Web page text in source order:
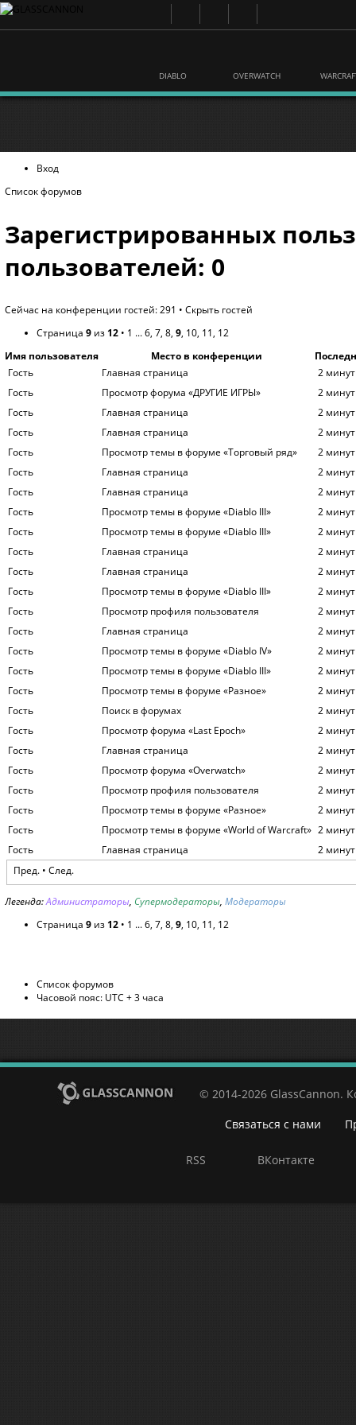
DIABLO OVERWATCH
Вход
Список форумов
Зарегистрированных
пользователей: 0
Сейчас на конференции гостей: 291 • Скрыть гостей
Страница 9 из 12 • 1 ...6, 7, 8, 9, 10, 11, 12
Имя пользователя
Место в конференции
Гость
Главная страница
2
Гость
Просмотр форума «ДРУГИЕ ИГРЫ»
2
Гость
Главная страница
2
Гость
Главная страница
2
Гость
Просмотр темы в форуме «Торговый ряд»
2
Гость
Главная страница
2
Гость
Главная страница
2
Гость
Просмотр темы в форуме «Diablo III»
2
Гость
Просмотр темы в форуме «Diablo III»
2
Гость
Главная страница
2
Гость
Главная страница
2
Гость
Просмотр темы в форуме «Diablo III»
2
Гость
Просмотр профиля пользователя
2
Гость
Главная страница
2
Гость
Просмотр темы в форуме «Diablo IV»
2
Гость
Просмотр темы в форуме «Diablo III»
2
Гость
Просмотр темы в форуме «Разное»
2
Гость
Поиск в форумах
2
Гость
Просмотр форума «Last Epoch»
2
Гость
Главная страница
2
Гость
Просмотр форума «Overwatch»
2
Гость
Просмотр профиля пользователя
2
Гость
Просмотр темы в форуме «Разное»
2
Гость
Просмотр темы в форуме «World of Warcraft» 2
Гость
Главная страница
2
Пред.• След.
Легенда:Администраторы, Супермодераторы, Модераторы
Страница 9 из 12 • 1 ...6, 7, 8, 9, 10, 11, 12
Список форумов
Часовой пояс: UTC + 3 часа
© 2014-2026 GlassCannon.
Связаться с нами
RSS ВКонтакте